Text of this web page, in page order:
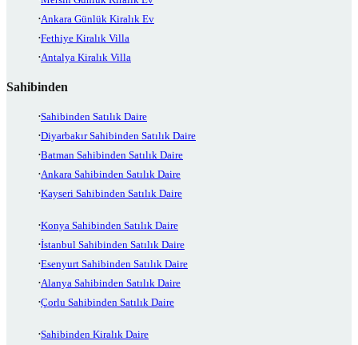
Ankara Günlük Kiralık Ev
Fethiye Kiralık Villa
Antalya Kiralık Villa
Sahibinden
Sahibinden Satılık Daire
Diyarbakır Sahibinden Satılık Daire
Batman Sahibinden Satılık Daire
Ankara Sahibinden Satılık Daire
Kayseri Sahibinden Satılık Daire
Konya Sahibinden Satılık Daire
İstanbul Sahibinden Satılık Daire
Esenyurt Sahibinden Satılık Daire
Alanya Sahibinden Satılık Daire
Çorlu Sahibinden Satılık Daire
Sahibinden Kiralık Daire